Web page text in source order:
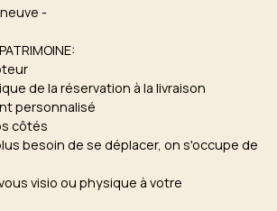
-
de la réservation à la livraison
personnalisé
côtés
besoin de se déplacer, on s'occupe de
visio ou physique à votre